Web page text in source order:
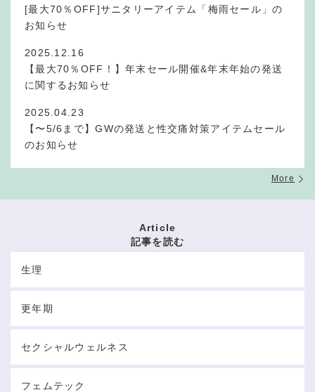
[最大70％OFF]サニタリーアイテム「梅雨セール」の
お知らせ
2025.12.16
【最大70％OFF！】年末セール開催&年末年始の発送
に関するお知らせ
2025.04.23
【〜5/6まで】GWの発送と性交痛対策アイテムセール
のお知らせ
More
Article
記事を読む
生理
更年期
セクシャルウェルネス
フェムテック